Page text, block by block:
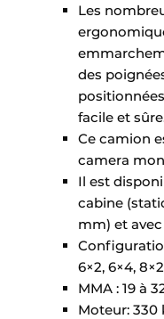
Les
des
facile et
Ce camion
camera
Il est
cabine
mm) et
6×2, 6×4,
MMA : 19 à
Moteur: 330